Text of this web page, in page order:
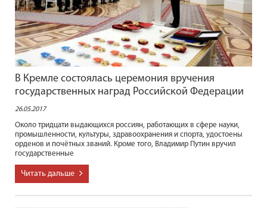
В Кремле состоялась церемония вручения
государственных наград Российской Федерации
26.05.2017
Около тридцати выдающихся россиян, работающих в сфере науки,
промышленности, культуры, здравоохранения и спорта, удостоены
орденов и почётных званий. Кроме того, Владимир Путин вручил
государственные
Читать дальше